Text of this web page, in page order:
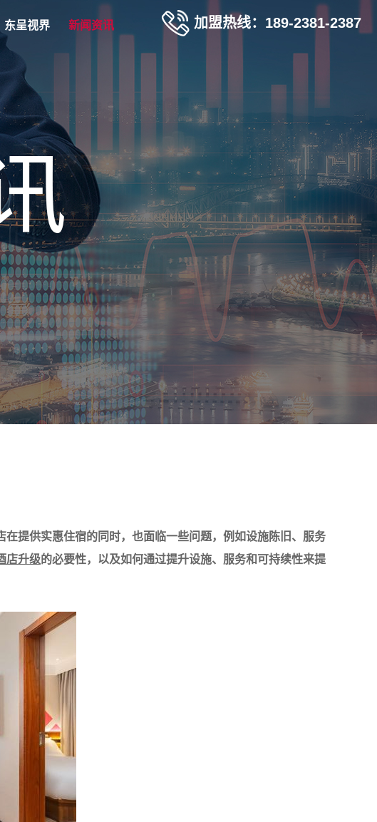
东呈视界 新闻资讯 加盟热线：189-2381-2387
提供实惠住宿的同时，也面临一些问题，例如设施陈旧、服务
店升级的必要性，以及如何通过提升设施、服务和可持续性来提